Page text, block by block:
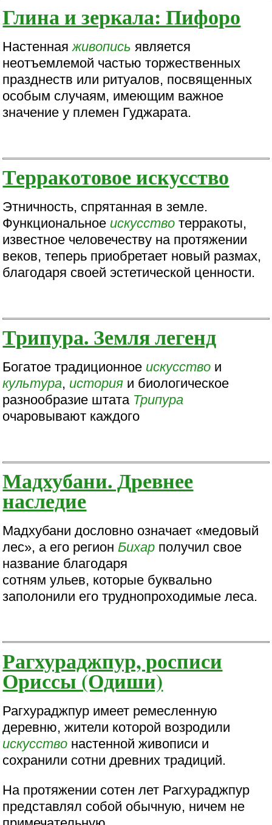
Глина и зеркала: Пифоро
Настеннаяживопись является
неотъемлемой частью торжественных
празднеств или ритуалов, посвященных
особым случаям, имеющим важное
значение у племен Гуджарата.
Терракотовое искусство
Этничность, спрятанная в земле.
Функциональное искусство терракоты,
известное человечеству на протяжении
веков, теперь приобретает новый размах,
благодаря своей эстетической ценности.
Трипура. Земля легенд
Богатое традиционное искусство и
культура, история и биологическое
разнообразие штата Трипура
очаровывают каждого
Мадхубани. Древнее
наследие
Мадхубани дословно означает «медовый
лес», а его регион Бихар получил свое
название благодаря
сотням ульев, которые буквально
заполонили его труднопроходимые леса.
Рагхураджпур, росписи
Ориссы (Одиши)
Рагхураджпур имеет ремесленную
деревню, жители которой возродили
искусство настенной живописи и
сохранили сотни древних традиций.
На протяжении сотен лет Рагхураджпур
представлял собой обычную, ничем не